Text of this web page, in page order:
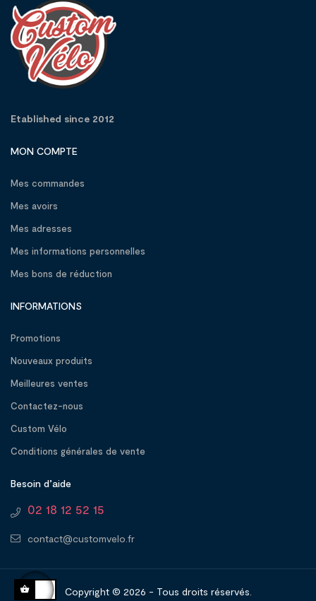
Etablished since 2012
MON COMPTE
Mes commandes
Mes avoirs
Mes adresses
Mes informations personnelles
Mes bons de réduction
INFORMATIONS
Promotions
Nouveaux produits
Meilleures ventes
Contactez-nous
Custom Vélo
Conditions générales de vente
Besoin d’aide
02 18 12 52 15
contact@customvelo.fr
Copyright © 2026 - Tous droits réservés.